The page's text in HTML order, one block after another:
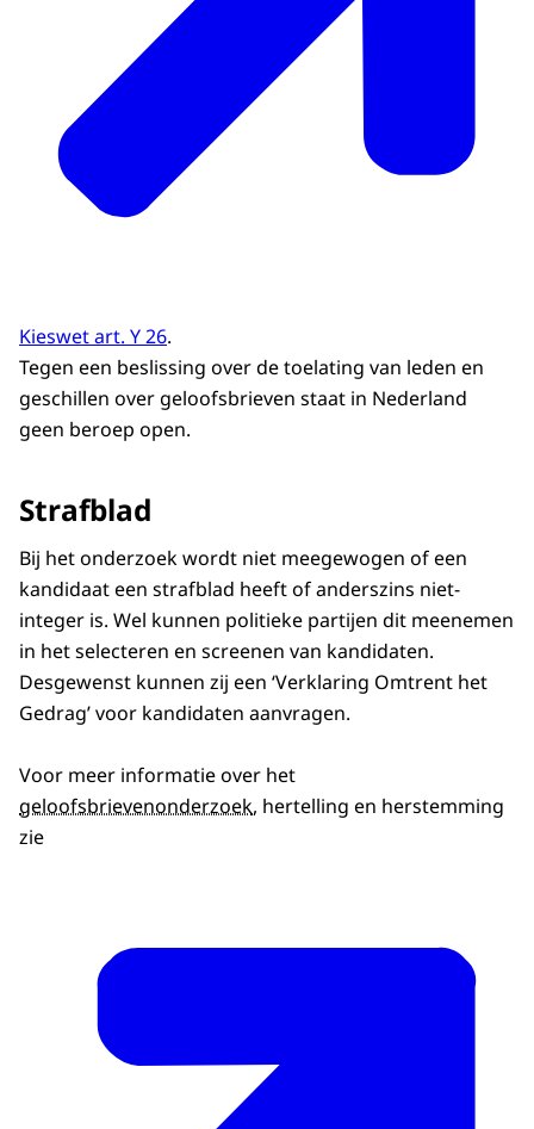
Kieswet art. Y 26.
Tegen een beslissing over de toelating van leden en
geschillen over geloofsbrieven staat in Nederland
geen beroep open.
Strafblad
Bij het onderzoek wordt niet meegewogen of een
kandidaat een strafblad heeft of anderszins niet-
integer is. Wel kunnen politieke partijen dit meenemen
in het selecteren en screenen van kandidaten.
Desgewenst kunnen zij een ‘Verklaring Omtrent het
Gedrag’ voor kandidaten aanvragen.
Voor meer informatie over het
geloofsbrievenonderzoek, hertelling en herstemming
zie